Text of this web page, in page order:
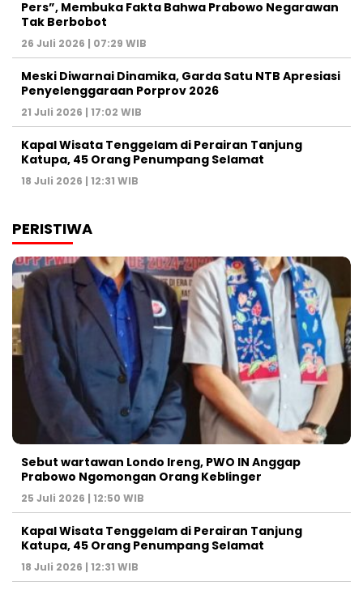
Pers”, Membuka Fakta Bahwa Prabowo Negarawan
Tak Berbobot
26 Juli 2026 | 07:29 WIB
Meski Diwarnai Dinamika, Garda Satu NTB Apresiasi
Penyelenggaraan Porprov 2026 ‎
21 Juli 2026 | 17:02 WIB
Kapal Wisata Tenggelam di Perairan Tanjung
Katupa, 45 Orang Penumpang Selamat
18 Juli 2026 | 12:31 WIB
PERISTIWA
Sebut wartawan Londo Ireng, PWO IN Anggap
Prabowo Ngomongan Orang Keblinger
25 Juli 2026 | 12:50 WIB
Kapal Wisata Tenggelam di Perairan Tanjung
Katupa, 45 Orang Penumpang Selamat
18 Juli 2026 | 12:31 WIB